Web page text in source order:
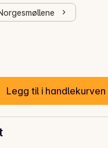
47,80 kr
/kg
Legg til i handlekurven